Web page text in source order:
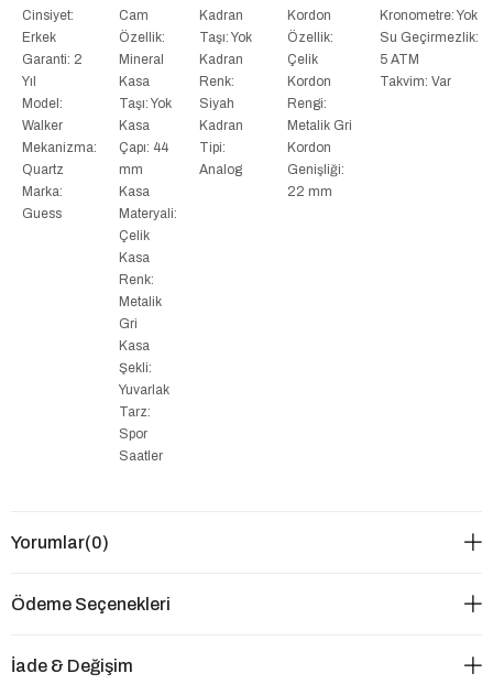
Cinsiyet:
Erkek
Garanti: 2
Yıl
Model:
Walker
Mekanizma:
Quartz
Marka:
Guess
Cam
Özellik:
Mineral
Kasa
Taşı: Yok
Kasa
Çapı: 44
mm
Kasa
Materyali:
Çelik
Kasa
Renk:
Metalik
Gri
Kasa
Şekli:
Yuvarlak
Tarz:
Spor
Saatler
Kadran
Taşı: Yok
Kadran
Renk:
Siyah
Kadran
Tipi:
Analog
Kordon
Özellik:
Çelik
Kordon
Rengi:
Metalik Gri
Kordon
Genişliği:
22 mm
Kronometre: Yok
Su Geçirmezlik:
5 ATM
Takvim: Var
Yorumlar(0)
Ödeme Seçenekleri
İade & Değişim